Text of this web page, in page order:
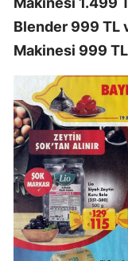
Blender 999 TL
Makinesi 999